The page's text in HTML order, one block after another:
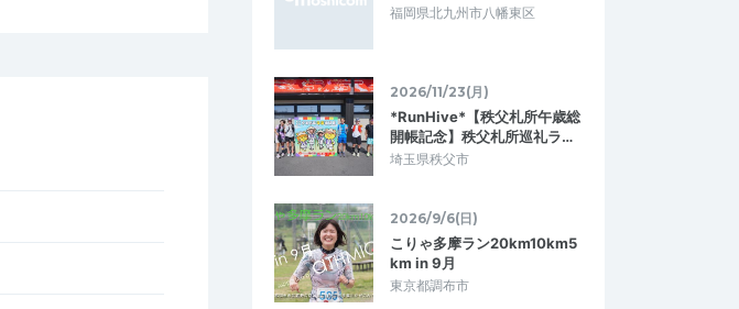
福岡県北九州市八幡東区
2026/11/23(月)
*RunHive*【秩父札所午歳総
開帳記念】秩父札所巡礼ラ…
埼玉県秩父市
2026/9/6(日)
こりゃ多摩ラン20km10km5
km in 9月
東京都調布市